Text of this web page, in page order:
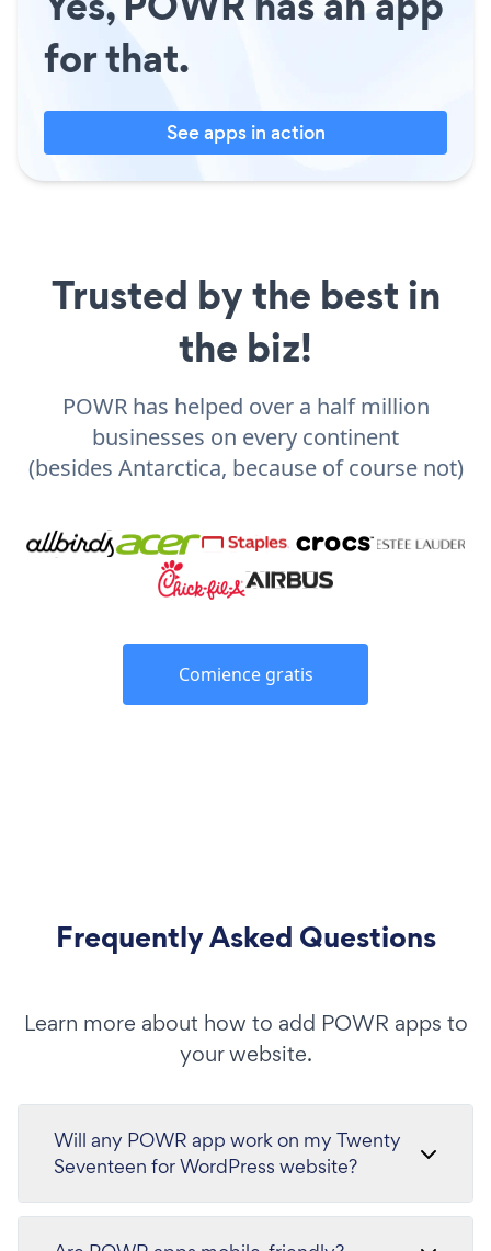
for that.
See apps in action
Trusted by the best in
the biz!
POWR has helped over a half million
businesses on every continent
(besides Antarctica, because of course not)
Comience gratis
Frequently Asked Questions
Learn more about how to add POWR apps to
your website.
Will any POWR app work on my Twenty
Seventeen for WordPress website?